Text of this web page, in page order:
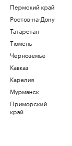
Пермский край
Ростов-на-Дону
Татарстан
Тюмень
Черноземье
Кавказ
Карелия
Мурманск
Приморский
край